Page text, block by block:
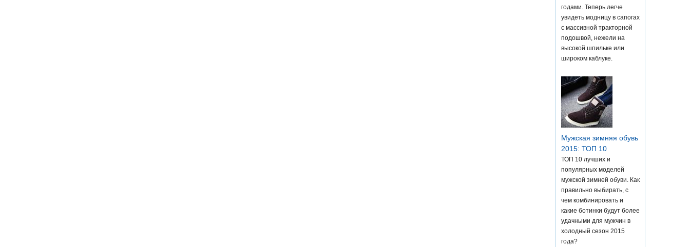
годами. Теперь легче
увидеть модницу в сапогах
с массивной тракторной
подошвой, нежели на
высокой шпильке или
широком каблуке.
Мужская зимняя обувь
2015: ТОП 10
ТОП 10 лучших и
популярных моделей
мужской зимней обуви. Как
правильно выбирать, с
чем комбинировать и
какие ботинки будут более
удачными для мужчин в
холодный сезон 2015
года?